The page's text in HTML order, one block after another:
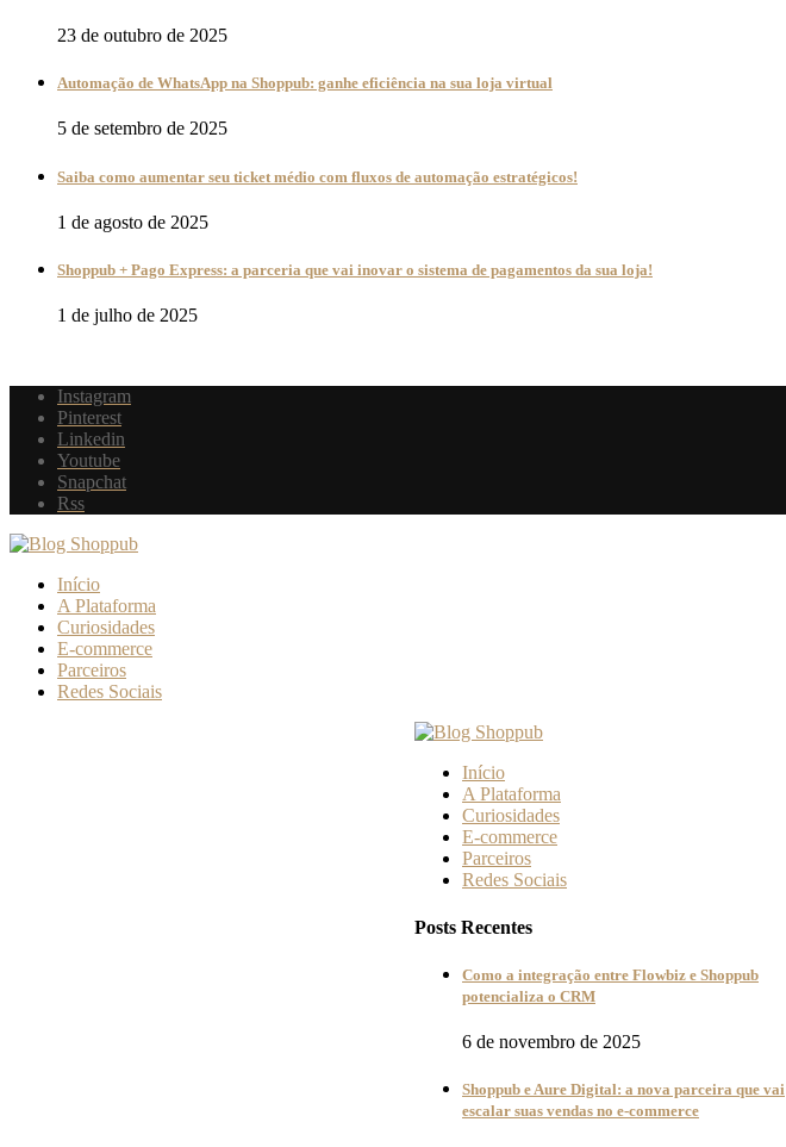
23 de outubro de 2025
Automação de WhatsApp na Shoppub: ganhe eficiência na sua loja virtual
5 de setembro de 2025
Saiba como aumentar seu ticket médio com fluxos de automação estratégicos!
1 de agosto de 2025
Shoppub + Pago Express: a parceria que vai inovar o sistema de pagamentos da sua loja!
1 de julho de 2025
Instagram
Pinterest
Linkedin
Youtube
Snapchat
Rss
Início
A Plataforma
Curiosidades
E-commerce
Parceiros
Redes Sociais
Início
A Plataforma
Curiosidades
E-commerce
Parceiros
Redes Sociais
Posts Recentes
Como a integração entre Flowbiz e Shoppub
potencializa o CRM
6 de novembro de 2025
Shoppub e Aure Digital: a nova parceira que vai
escalar suas vendas no e-commerce